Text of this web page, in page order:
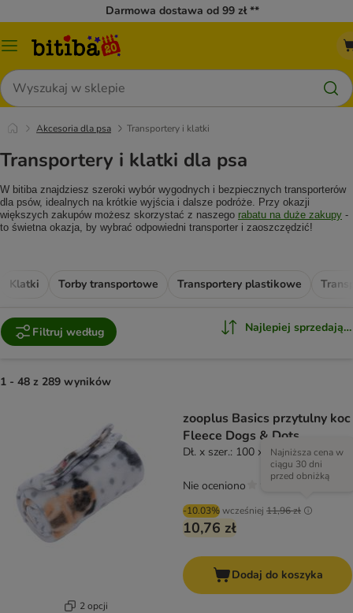
Darmowa dostawa od 99 zł **
Menu
Szukaj
Akcesoria dla psa Transportery i klatki
Transportery i klatki dla psa
W bitiba znajdziesz szeroki wybór wygodnych i bezpiecznych transporterów
dla psów, idealnych na krótkie wyjścia i dalsze podróże. Przy okazji
większych zakupów możesz skorzystać z naszego rabatu na duże zakupy -
to świetna okazja, by wybrać odpowiedni transporter i zaoszczędzić!
Klatki Torby transportowe Transportery plastikowe
Filtruj według Najlepiej
1 - 48 z 289 wyników
2 opcji
zooplus Basics przytulny koc
Fleece Dogs & Dots
Dł. x szer.: 100 x 70 cm
-10.03%wcześniej 11,96 zł
Najniższa cena w
ciągu 30 dni
przed obniżką
10,76 zł
Nie oceniono
Dodaj do koszyka